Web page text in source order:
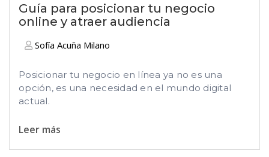
Guía para posicionar tu negocio
online y atraer audiencia
Sofía Acuña Milano
Posicionar tu negocio en línea ya no es una
opción, es una necesidad en el mundo digital
actual.
Leer más